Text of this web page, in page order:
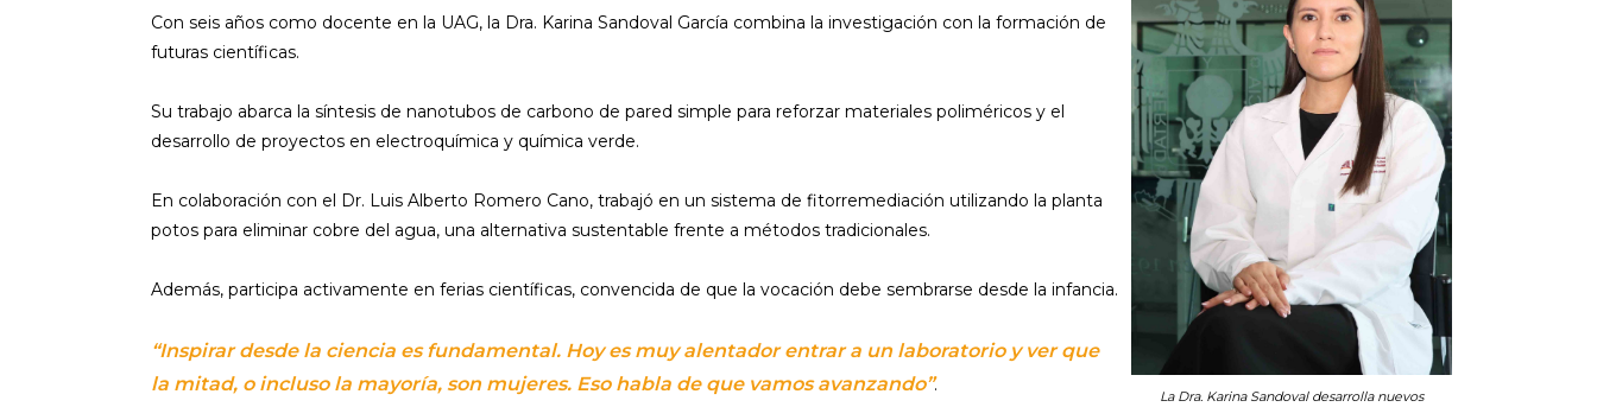
Con seis años como docente en la UAG, la Dra. Karina Sandoval García combina la investigación con la formación de
futuras científicas.
Su trabajo abarca la síntesis de nanotubos de carbono de pared simple para reforzar materiales poliméricos y el
desarrollo de proyectos en electroquímica y química verde.
En colaboración con el Dr. Luis Alberto Romero Cano, trabajó en un sistema de fitorremediación utilizando la planta
potos para eliminar cobre del agua, una alternativa sustentable frente a métodos tradicionales.
Además, participa activamente en ferias científicas, convencida de que la vocación debe sembrarse desde la infancia.
“Inspirar desde la ciencia es fundamental. Hoy es muy alentador entrar a un laboratorio y ver que
la mitad, o incluso la mayoría, son mujeres. Eso habla de que vamos avanzando”.
La Dra. Karina Sandoval desarrolla nuevos